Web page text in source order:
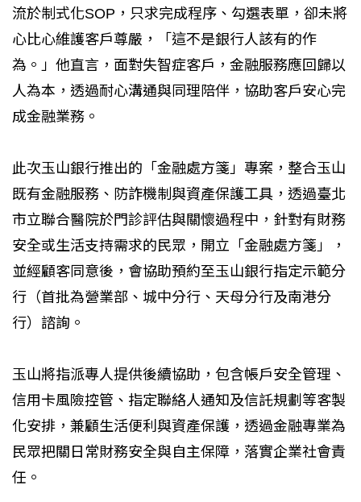
流於制式化SOP，只求完成程序、勾選表單，卻未將
心比心維護客戶尊嚴，「這不是銀行人該有的作
為。」他直言，面對失智症客戶，金融服務應回歸以
人為本，透過耐心溝通與同理陪伴，協助客戶安心完
成金融業務。
此次玉山銀行推出的「金融處方箋」專案，整合玉山
既有金融服務、防詐機制與資產保護工具，透過臺北
市立聯合醫院於門診評估與關懷過程中，針對有財務
安全或生活支持需求的民眾，開立「金融處方箋」，
並經顧客同意後，會協助預約至玉山銀行指定示範分
行（首批為營業部、城中分行、天母分行及南港分
行）諮詢。
玉山將指派專人提供後續協助，包含帳戶安全管理、
信用卡風險控管、指定聯絡人通知及信託規劃等客製
化安排，兼顧生活便利與資產保護，透過金融專業為
民眾把關日常財務安全與自主保障，落實企業社會責
任。